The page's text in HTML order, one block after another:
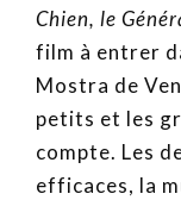
Chien, le
film à entrer
Mostra de
petits et les
compte. Les
efficaces, la